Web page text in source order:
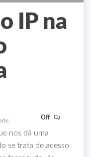
IP na
Off
nos dá uma
se trata de acesso